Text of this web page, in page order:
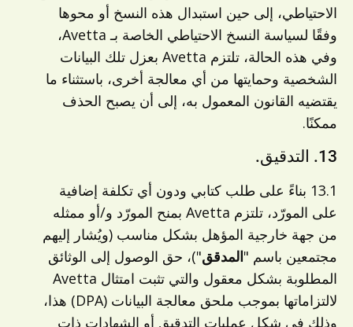
الاحتياطي، إلى حين استبدال هذه النسخ أو محوها
وفقًا لسياسة النسخ الاحتياطي الخاصة بـ Avetta،
وفي هذه الحالة، تلتزم Avetta بعزل تلك البيانات
الشخصية وحمايتها من أي معالجة أخرى، باستثناء ما
يقتضيه القانون المعمول به، إلى أن يصبح الحذف
ممكنًا.
13. التدقيق.
13.1 بناءً على طلب كتابي ودون أي تكلفة إضافية
على المورّد، تلتزم Avetta بمنح المورّد و/أو ممثله
من جهة خارجية المؤهل بشكل مناسب (ويُشار إليهم
مجتمعين باسم "المدقق")، حق الوصول إلى الوثائق
المطلوبة بشكل معقول والتي تثبت امتثال Avetta
لالتزاماتها بموجب ملحق معالجة البيانات (DPA) هذا،
وذلك في شكل عمليات التدقيق أو الشهادات ذات